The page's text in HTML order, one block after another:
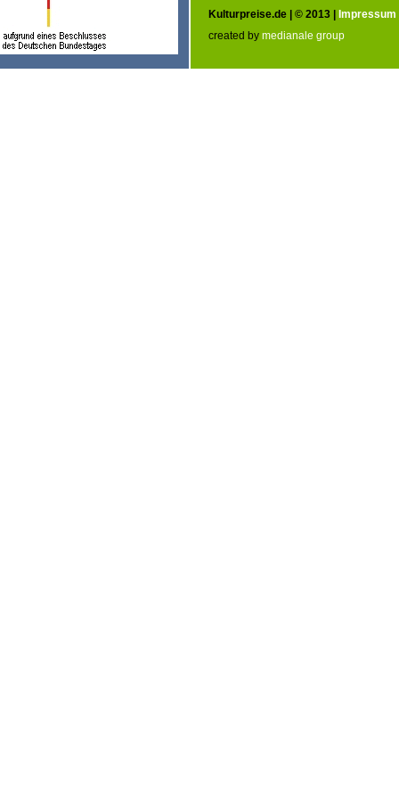
Kulturpreise.de | © 2013 | Impressum
created by medianale group